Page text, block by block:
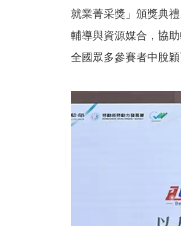
就業菁采獎」頒獎典
輔導與資源媒合，協
全國眾多參賽者中脫